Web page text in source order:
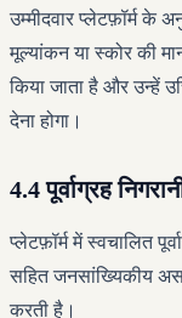
उम्मीदवार प्लेटफ़ॉर्म के
मूल्यांकन या स्कोर की
किया जाता है और उन्हें
देना होगा।
4.4 पूर्वाग्रह
प्लेटफ़ॉर्म में स्वचालित
सहित जनसांख्यिकीय
करती है।